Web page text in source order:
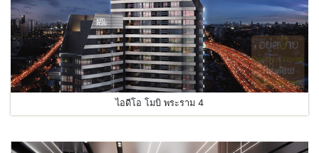
ไอดีโอ โมบิ พระราม 4